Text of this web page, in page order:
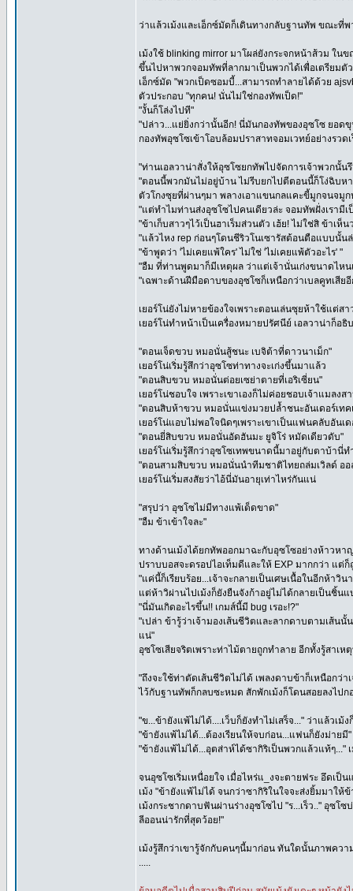
ว่าแล้วเม้งและเอ็กซ์มัดก็เดินทางกลับฐานทัพ ขณะที่
เม้งใช้ blinking mirror มาโผล่ยังกระจกหน้าส้วม ใ
ขึ้นไปหาพวกจอมทัพที่ลากมาเป็นพวกได้เพื่อเตรียมตั
เอ็กซ์มัด "พวกเป็ดซอมบี้...สามารถทำลายได้ด้วย
ตัวประกอบ "ทุกคน! นั่นไม่ใช่กองทัพเป็ด!"
"งั้นก็โล่งไปที"
"ปล่าว...แย่ยิ่งกว่านั้นอีก! นี่มันกองทัพของอุซโซ ยอดขุ
กองทัพอุซโซเข้าโอบล้อมปราสาทจอมเวทย์อย่างรว
"ท่านเอลวาน่าสั่งให้อุซโซยกทัพไปจัดการเจ้าพวกนั้นรึ
"ตอนนี้พวกมันไม่อยู่บ้าน ไม่รีบยกไปตีตอนนี้ก็โง่ฉิบห
ตัวโกงซุยที่ผ่านๆมา พลางเอาแขนกลแคะขี้มูกจนจมู
"แต่ทำไมท่านส่งอุซโซไปคนเดียวล่ะ จอมทัพฝั่งเรามีเ
"ข้าเก็บสาวๆไว้เป็นฮาเร็มส่วนตัว เฮ้ย! ไม่ใช่สิ ข้าเ
"แล้วไหง rep ก่อนๆโดนชีริวโนเซารัสต้อนตือแบบนั้น
"ข้าพูดว่า 'ไม่เคยแพ้ใคร' ไม่ใช่ 'ไม่เคยแพ้ตัวอะไร' "
"อืม ที่ท่านพูดมาก็มีเหตุผล ว่าแต่เจ้านั่นเก่งขนาดไหน
"เฉพาะด้านฝีมือดาบของอุซโซก็เหนือกว่าเบลคูทเสียอี
เยอร์โน่ยังไม่หายข้องใจเพราะตอนเล่นซุยห้าใช้แต่ส
เยอร์โน่ทำหน้าเป็นเครื่องหมายปรัศนีย์ เอลวาน่าก็อธิ
"ตอนเจ็ดขวบ หมอนั่นสู้ชนะ เบจิต้าที่ดาวนาเม็ก"
เยอร์โน่เริ่มรู้สึกว่าอุซโซท่าทางจะเก่งขึ้นมาแล้ว
"ตอนสิบขวบ หมอนั่นต่อยเซย่าตายที่เอริเซี่ยน"
เยอร์โน่ชอบใจ เพราะเขาเองก็ไม่ค่อยชอบเจ้าแมลงส
"ตอนสิบห้าขวบ หมอนั่นแข่งมวยปล้ำชนะอันเดอร์เท
เยอร์โน่แอบไม่พอใจนิดๆเพราะเขาเป็นแฟนคลับอันเด
"ตอนยี่สิบขวบ หมอนั่นอัดฮันมะ ยูจิโร่ หมัดเดียวดับ"
เยอร์โน่เริ่มรู้สึกว่าอุซโซเทพขนาดนี้มาอยู่กับตาบ้านี่ท
"ตอนสามสิบขวบ หมอนั่นนำทีมชาติไทยถล่มเวิลด์ ออ
เยอร์โน่เริ่มสงสัยว่าไอ้นี่มันอายุเท่าไหร่กันแน่
"สรุปว่า อุซโซไม่มีทางแพ้เด็ดขาด"
"อืม ข้าเข้าใจละ"
ทางด้านเม้งได้ยกทัพออกมาฉะกับอุซโซอย่างห้าวหา
ปราบบอสจะดรอปไอเท็มดีและให้ EXP มากกว่า แต่
"แค่นี้ก็เรียบร้อย...เจ้าจะกลายเป็นเศษเนื้อในอีกห้าวิ
แต่ห้าวิผ่านไปเม้งก็ยังยืนจังก้าอยู่ไม่ได้กลายเป็นชิ้น
"นี่มันเกิดอะไรขึ้น!! เกมส์นี้มี bug เรอะ!?"
"เปล่า ข้ารู้ว่าเจ้ามองเส้นชีวิตและลากดาบตามเส้น
แน่"
อุซโซเสียจริตเพราะท่าไม้ตายถูกทำลาย อีกทั้งรู้สาเ
"ถึงจะใช้ท่าตัดเส้นชีวิตไม่ได้ เพลงดาบข้าก็เหนือกว่
ไว้กับฐานทัพก็กลบซะหมด สักพักเม้งก็โดนสอยลงไปก
"ข...ข้ายังแพ้ไม่ได้....เว็บก็ยังทำไม่เสร็จ..." ว่าแล้วเ
"ข้ายังแพ้ไม่ได้...ต้องเรียนให้จบก่อน...แฟนก็ยังม่าย
"ข้ายังแพ้ไม่ได้...อุตส่าห์ได้ซากิริเป็นพวกแล้วแท้ๆ..."
จนอุซโซเริ่มเหนื่อยใจ เมื่อไหร่แ_งจะตายฟระ อึดเ
เม้ง "ข้ายังแพ้ไม่ได้ จนกว่าซากิริในใจจะส่งยิ้มมาให้
เม้งกระชากดาบฟันผ่านร่างอุซโซไป "ร...เร็ว.." อุซโ
ลีออนน่ารักที่สุดว้อย!"
เม้งรู้สึกว่าเขารู้จักกับคนๆนี้มาก่อน ทันใดนั้นภาพคว
.....